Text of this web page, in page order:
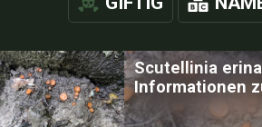
Scutellinia
Informationen